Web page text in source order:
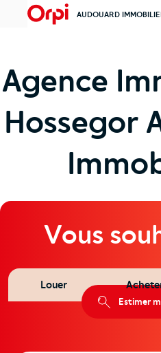
menu AUDOUARD
Agence
Hossegor
Vous
Louer
Estimer